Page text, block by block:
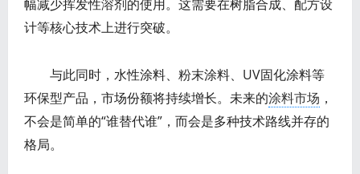
幅减少挥发性溶剂的使用。这需要在树脂合成、配方设
计等核心技术上进行突破。
与此同时，水性涂料、粉末涂料、UV固化涂料等
环保型产品，市场份额将持续增长。未来的涂料市场 ，
不会是简单的“谁替代谁”，而会是多种技术路线并存的
格局。